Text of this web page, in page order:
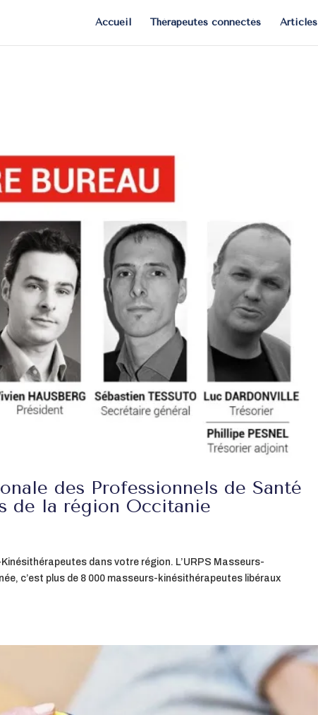
Accueil Thérapeutes connectés Articles
des Professionnels de Santé
de la région Occitanie
dans votre région. L’URPS Masseurs-
c’est plus de 8 000 masseurs-kinésithérapeutes libéraux